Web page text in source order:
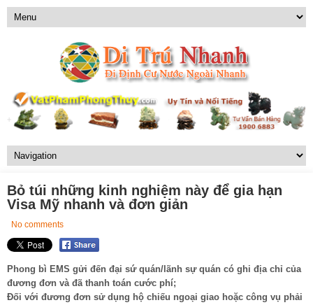
Bỏ túi những kinh nghiệm này để gia hạn
Visa Mỹ nhanh và đơn giản
No comments
Phong bì EMS gửi đến đại sứ quán/lãnh sự quán có ghi địa chỉ của
đương đơn và đã thanh toán cước phí;
Đối với đương đơn sử dụng hộ chiếu ngoại giao hoặc công vụ phải